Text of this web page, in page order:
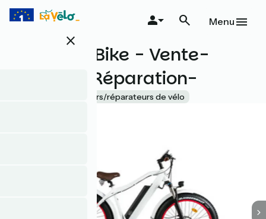
Aller
close
Menu
Hossegor Bike - Vente-
Location-Réparation-
Loueurs/réparateurs de vélo